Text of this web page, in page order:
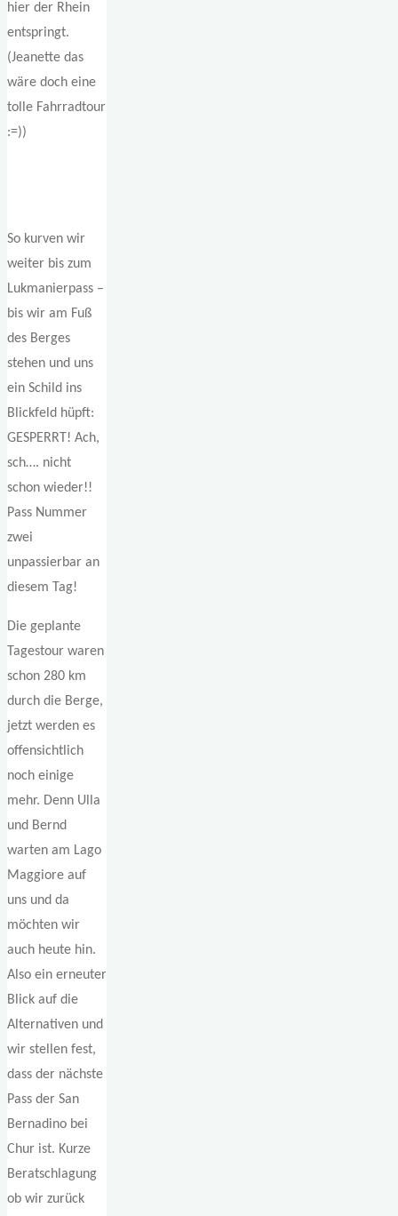
hier der Rhein
entspringt.
(Jeanette das
wäre doch eine
tolle Fahrradtour
:=))
So kurven wir
weiter bis zum
Lukmanierpass –
bis wir am Fuß
des Berges
stehen und uns
ein Schild ins
Blickfeld hüpft:
GESPERRT! Ach,
sch…. nicht
schon wieder!!
Pass Nummer
zwei
unpassierbar an
diesem Tag!
Die geplante
Tagestour waren
schon 280 km
durch die Berge,
jetzt werden es
offensichtlich
noch einige
mehr. Denn Ulla
und Bernd
warten am Lago
Maggiore auf
uns und da
möchten wir
auch heute hin.
Also ein erneuter
Blick auf die
Alternativen und
wir stellen fest,
dass der nächste
Pass der San
Bernadino bei
Chur ist. Kurze
Beratschlagung
ob wir zurück